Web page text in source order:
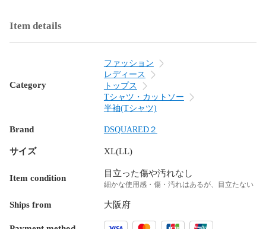
Item details
Category
ファッション
レディース
トップス
Tシャツ・カットソー
半袖(Tシャツ)
Brand DSQUARED２
サイズ XL(LL)
Item condition 目立った傷や汚れなし
細かな使用感・傷・汚れはあるが、目立たない
Ships from 大阪府